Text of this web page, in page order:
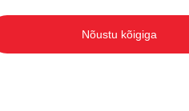
Nõustu kõigiga